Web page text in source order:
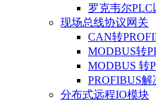
罗克韦尔
现场总线协议网关
CAN转
MODBUS转
MODBUS 转
PROFIBUS解
分布式远程IO模块